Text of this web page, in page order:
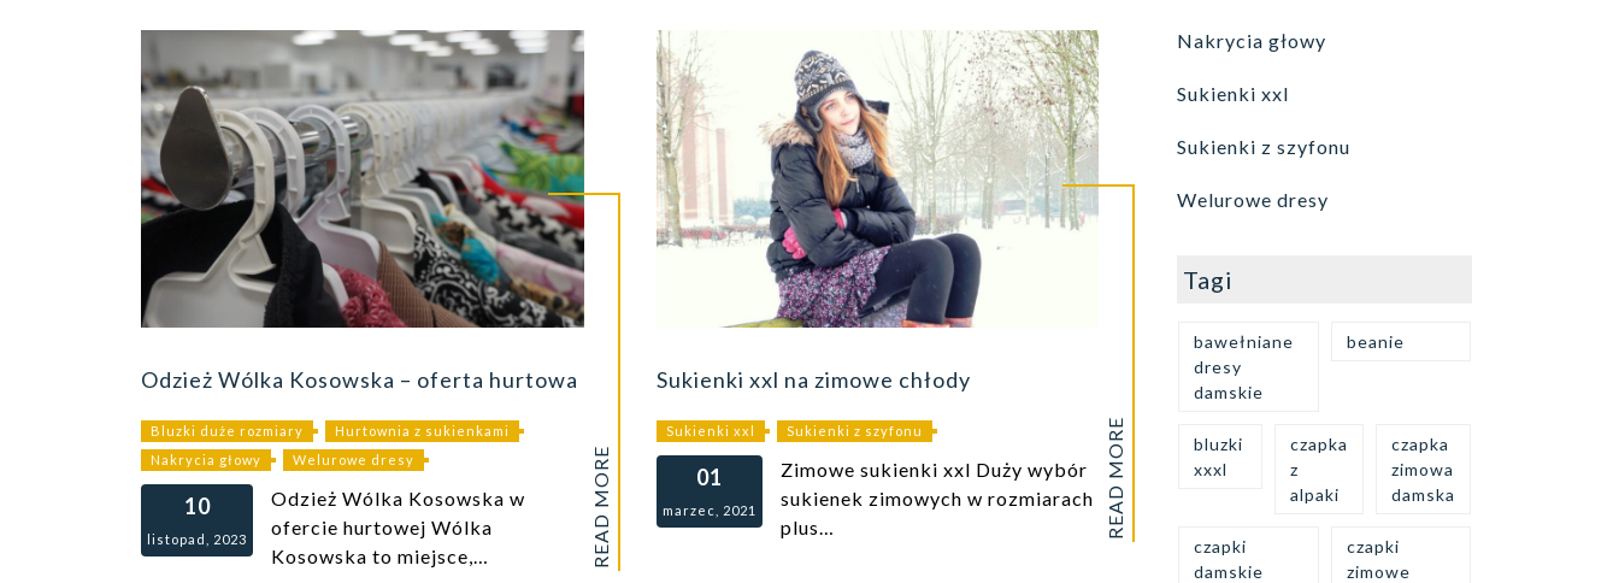
Odzież Wólka Kosowska – oferta hurtowa
Bluzki duże rozmiary
Hurtownia z sukienkami
Nakrycia głowy
Welurowe dresy
10
listopad, 2023
Odzież Wólka Kosowska w
ofercie hurtowej Wólka
Kosowska to miejsce,…
READ MORE
Sukienki xxl na zimowe chłody
Sukienki xxl Sukienki z szyfonu
01
marzec, 2021
Zimowe sukienki xxl Duży wybór
sukienek zimowych w rozmiarach
plus…
READ MORE
Nakrycia głowy
Sukienki xxl
Sukienki z szyfonu
Welurowe dresy
Tagi
bawełniane
dresy
damskie
beanie
bluzki
xxxl
czapka
z
alpaki
czapka
zimowa
damska
czapki
damskie
czapki
zimowe